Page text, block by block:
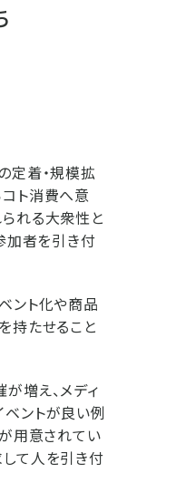
定着・規模拡
ト消費へ意
れる大衆性と
加者を引き付
ント化や商品
持たせること
増え、メディ
ントが良い例
用意されてい
て人を引き付